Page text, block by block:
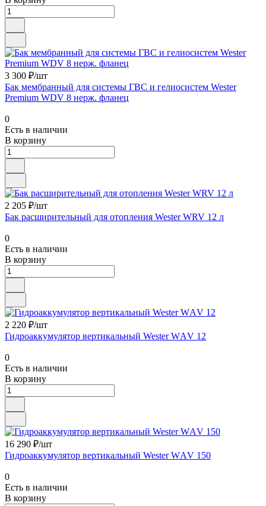
3 300 ₽/шт
Бак мембранный для системы ГВС и гелиосистем Wester
Premium WDV 8 нерж. фланец
0
Есть в наличии
В корзину
2 205 ₽/шт
Бак расширительный для отопления Wester WRV 12 л
0
Есть в наличии
В корзину
2 220 ₽/шт
Гидроаккумулятор вертикальный Wester WАV 12
0
Есть в наличии
В корзину
16 290 ₽/шт
Гидроаккумулятор вертикальный Wester WАV 150
0
Есть в наличии
В корзину